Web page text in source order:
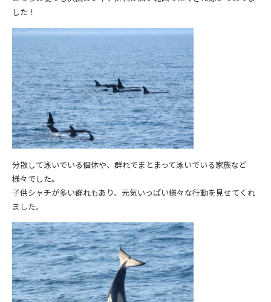
した！
分散して泳いでいる個体や、群れでまとまって泳いでいる家族など
様々でした。
子供シャチが多い群れもあり、元気いっぱい様々な行動を見せてくれ
ました。